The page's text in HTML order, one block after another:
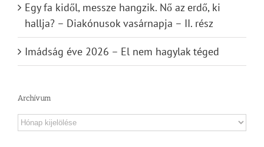
Egy fa kidől, messze hangzik. Nő az erdő, ki
hallja? – Diakónusok vasárnapja – II. rész
Imádság éve 2026 – El nem hagylak téged
Archívum
Archívum